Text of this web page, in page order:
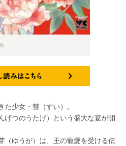
少女・彗（すい）。
げつのうたげ）という盛大な宴が開
（ゆうが）は、王の寵愛を受ける伝